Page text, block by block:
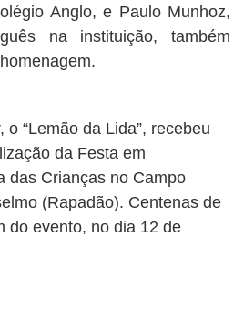
Anglo, e Paulo Munhoz,
na instituição, também
“Lemão da Lida”, recebeu
da Festa em
das Crianças no Campo
(Rapadão). Centenas de
do evento, no dia 12 de